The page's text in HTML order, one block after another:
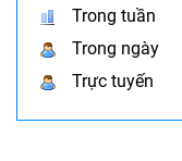
Trong tuần
Trong ngày
Trực tuyến